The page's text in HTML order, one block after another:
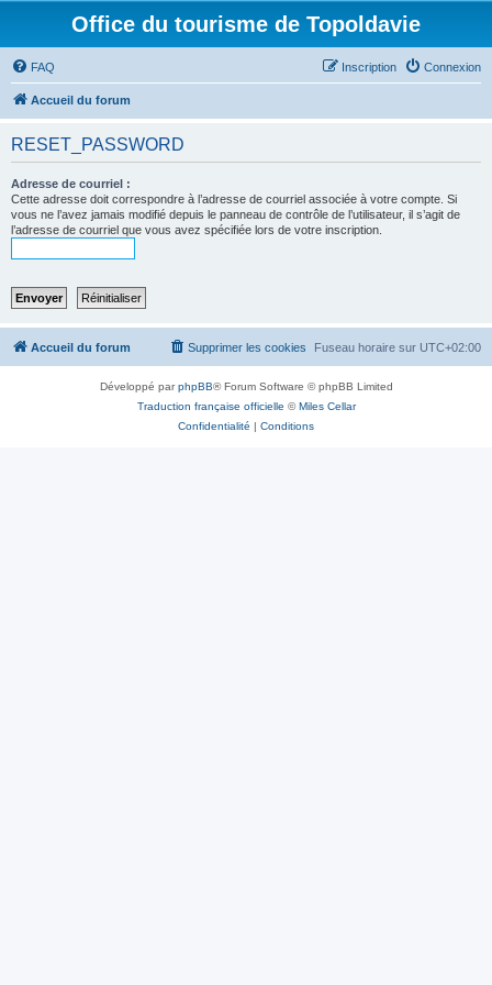
Office du tourisme de Topoldavie
FAQ Connexion
Inscription
Accueil du forum
RESET_PASSWORD
Adresse de courriel :
Cette adresse doit correspondre à l’adresse de courriel associée à votre compte. Si
vous ne l’avez jamais modifié depuis le panneau de contrôle de l’utilisateur, il s’agit de
l’adresse de courriel que vous avez spécifiée lors de votre inscription.
Accueil du forum Fuseau horaire sur UTC+02:00
Supprimer les cookies
Développé parphpBB® Forum Software © phpBB Limited
Traduction française officielle ©Miles Cellar
Confidentialité | Conditions